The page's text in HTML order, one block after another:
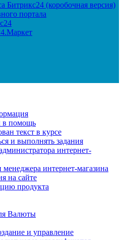
Битрикс24 (коробочная версия)
портала
в помощь
текст в курсе
и выполнять задания
интернет-
интернет-магазина
на сайте
продукта
Валюты
и управление